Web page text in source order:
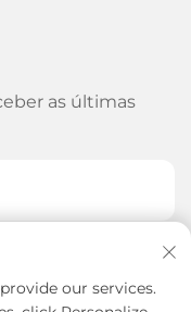
as últimas
our services.